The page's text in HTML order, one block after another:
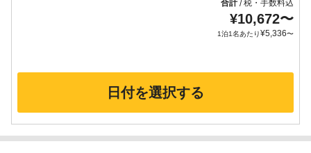
合計/税・手数料込
¥10,672〜
1泊1名あたり¥5,336〜
日付を選択する